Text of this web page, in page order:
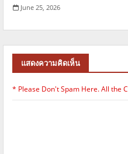
June 25, 2026
แสดงความคิดเห็น
* Please Don't Spam Here. All the